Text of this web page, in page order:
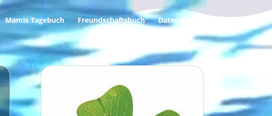
Mamis Tagebuch Freundschaftsbuch Datenschutz Impressum